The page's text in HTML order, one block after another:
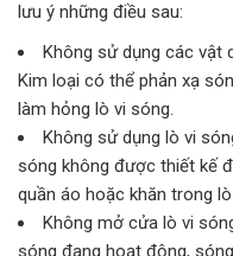
lưu ý những điều sau:
Không sử dụng các vật
Kim loại có thể phản xạ
làm hỏng lò vi sóng.
Không sử dụng lò vi
sóng không được thiết kế
quần áo hoặc khăn trong
Không mở cửa lò vi